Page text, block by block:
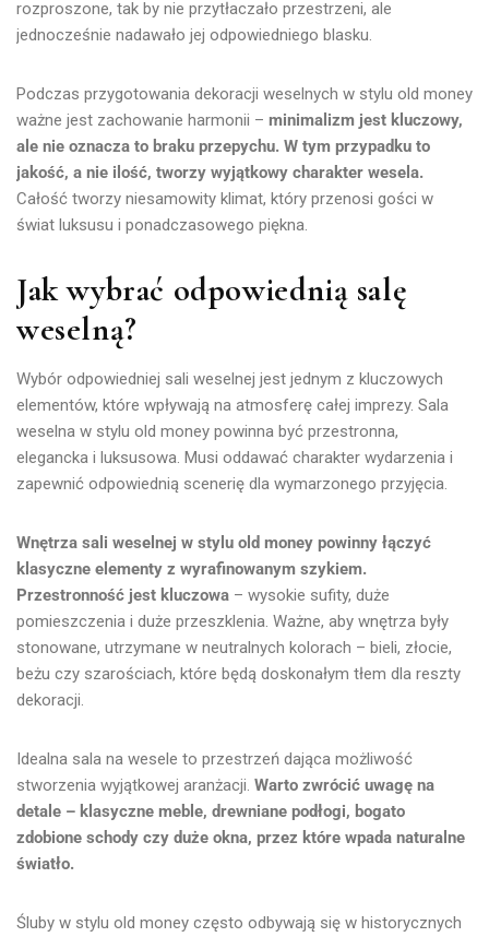
rozproszone, tak by nie przytłaczało przestrzeni, ale
jednocześnie nadawało jej odpowiedniego blasku.
Podczas przygotowania dekoracji weselnych w stylu old money
ważne jest zachowanie harmonii – minimalizm jest kluczowy,
ale nie oznacza to braku przepychu. W tym przypadku to
jakość, a nie ilość, tworzy wyjątkowy charakter wesela.
Całość tworzy niesamowity klimat, który przenosi gości w
świat luksusu i ponadczasowego piękna.
Jak wybrać odpowiednią salę
weselną?
Wybór odpowiedniej sali weselnej jest jednym z kluczowych
elementów, które wpływają na atmosferę całej imprezy. Sala
weselna w stylu old money powinna być przestronna,
elegancka i luksusowa. Musi oddawać charakter wydarzenia i
zapewnić odpowiednią scenerię dla wymarzonego przyjęcia.
Wnętrza sali weselnej w stylu old money powinny łączyć
klasyczne elementy z wyrafinowanym szykiem.
Przestronność jest kluczowa – wysokie sufity, duże
pomieszczenia i duże przeszklenia. Ważne, aby wnętrza były
stonowane, utrzymane w neutralnych kolorach – bieli, złocie,
beżu czy szarościach, które będą doskonałym tłem dla reszty
dekoracji.
Idealna sala na wesele to przestrzeń dająca możliwość
stworzenia wyjątkowej aranżacji. Warto zwrócić uwagę na
detale – klasyczne meble, drewniane podłogi, bogato
zdobione schody czy duże okna, przez które wpada naturalne
światło.
Śluby w stylu old money często odbywają się w historycznych